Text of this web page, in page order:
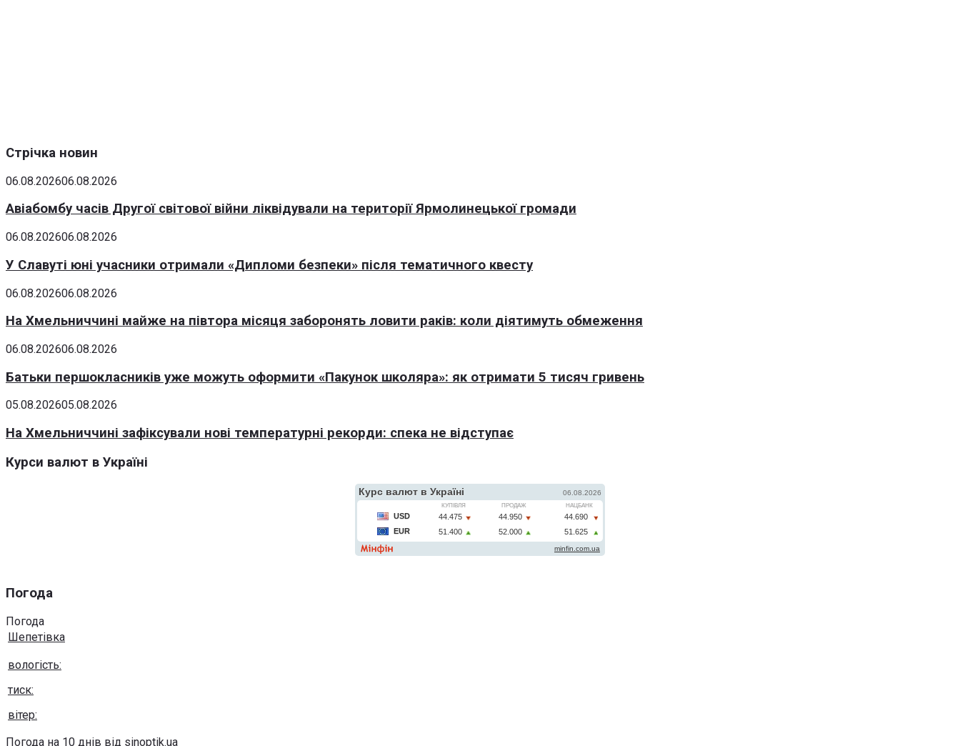
Стрічка новин
06.08.202606.08.2026
Авіабомбу часів Другої світової війни ліквідували на території Ярмолинецької громади
06.08.202606.08.2026
У Славуті юні учасники отримали «Дипломи безпеки» після тематичного квесту
06.08.202606.08.2026
На Хмельниччині майже на півтора місяця заборонять ловити раків: коли діятимуть обмеження
06.08.202606.08.2026
Батьки першокласників уже можуть оформити «Пакунок школяра»: як отримати 5 тисяч гривень
05.08.202605.08.2026
На Хмельниччині зафіксували нові температурні рекорди: спека не відступає
Курси валют в Україні
Погода
Погода
Шепетівка
вологість:
тиск:
вітер:
Погода на 10 днів від sinoptik.ua